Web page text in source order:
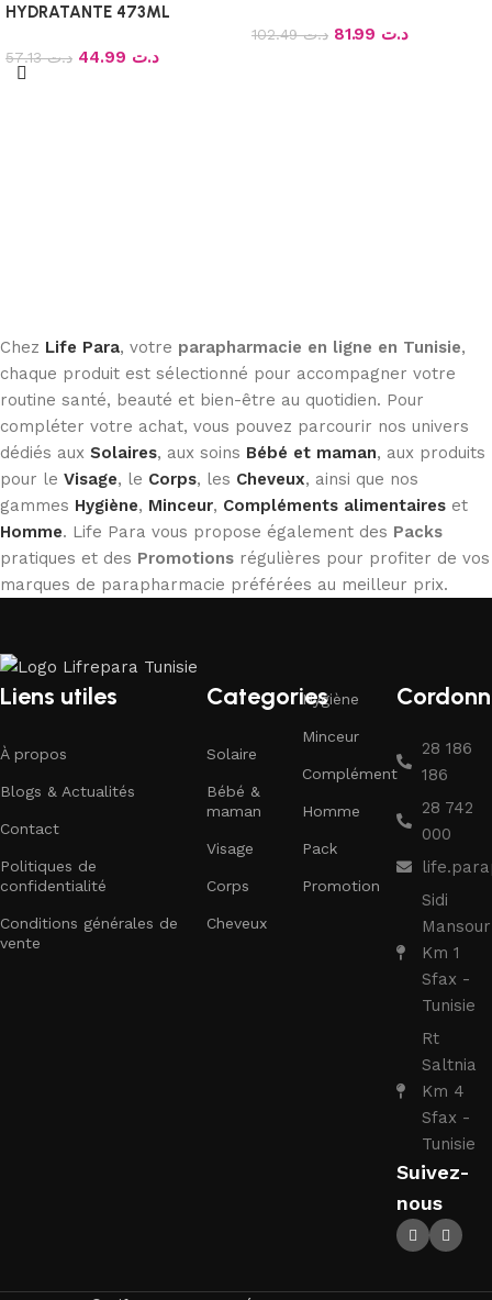
HYDRATANTE 473ML
د.ت57.13 د.ت
د.ت102.49 د.ت
Chez Life Para, votre parapharmacie en ligne en Tunisie,
chaque produit est sélectionné pour accompagner votre
routine santé, beauté et bien-être au quotidien. Pour
compléter votre achat, vous pouvez parcourir nos univers
dédiés aux Solaires, aux soins Bébé et maman, aux produits
pour le Visage, le Corps, les Cheveux, ainsi que nos
gammes Hygiène, Minceur, Compléments alimentaires et
Homme. Life Para vous propose également des Packs
pratiques et des Promotions régulières pour profiter de vos
marques de parapharmacie préférées au meilleur prix.
Liens utiles
À propos
Blogs & Actualités
Contact
Politiques de
confidentialité
Conditions générales de
vente
Categories
Solaire
Bébé &
maman
Visage
Corps
Cheveux
Hygiène
Minceur
Complément
Homme
Pack
Promotion
28 186
186
28 742
000
Sidi
Mansour
Km 1
Sfax -
Tunisie
Rt
Saltnia
Km 4
Sfax -
Tunisie
Suivez-
nous